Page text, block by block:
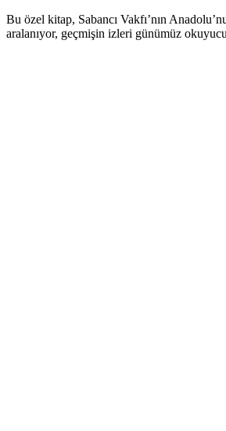
Bu özel kitap, Sabancı Vakfı’nın
aralanıyor, geçmişin izleri günümüz